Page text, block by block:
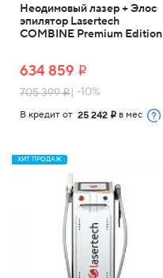
Неодимовый лазер + Элос
эпилятор Lasertech
COMBINE Premium Edition
634 859 i
705 399i| -10%
В кредит от 25 242 i в мес
ХИТ ПРОДАЖ